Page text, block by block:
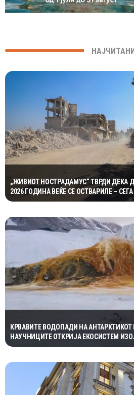
„ЖИВИОТ НОСТРАДАМУС“ ТВРДИ ДЕКА
2026 ГОДИНА ВЕЌЕ СЕ ОСТВАРИЛЕ –
КРВАВИТЕ ВОДОПАДИ НА АНТАРКТИКОТ
НАУЧНИЦИТЕ ОТКРИЈА ЕКОСИСТЕМ
МИЛИОНИ ГОДИНИ